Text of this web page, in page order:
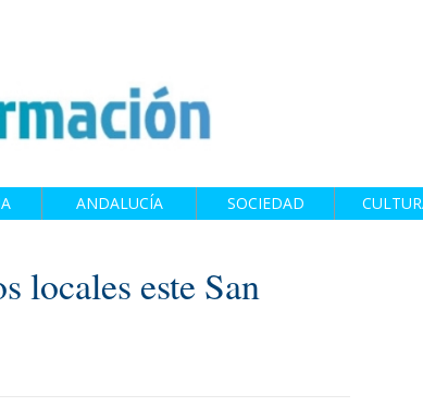
ANDALUCÍA SOCIEDAD
locales este San